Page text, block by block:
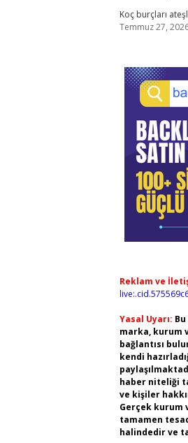
Koç burçları
Temmuz 27,
Reklam ve
Yasal Uyarı:
marka, kurum
bağlantısı
kendi
haber niteliği
ve kişiler
Gerçek kurum
tamamen
halindedir ve